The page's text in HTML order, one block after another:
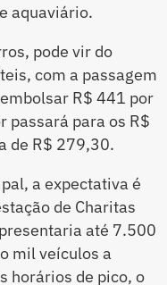
aquaviário.
pode vir do
com a passagem
R$ 441 por
passará para os R$
de R$ 279,30.
a expectativa é
de Charitas
até 7.500
mil veículos a
horários de pico, o